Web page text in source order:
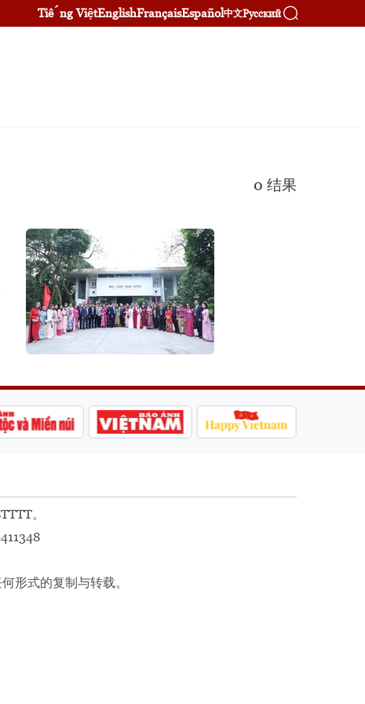
Tiếng ViệtEnglishFrançaisEspañol中文Русский
0 结果
。
形式的复制与转载。